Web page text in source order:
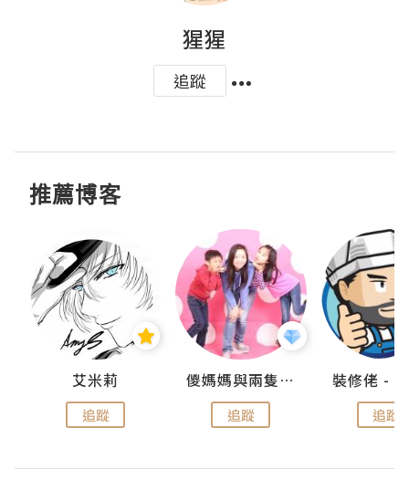
猩猩
追蹤
推薦博客
艾米莉
追蹤
儍媽媽與兩隻小魔怪之家
追蹤 追蹤